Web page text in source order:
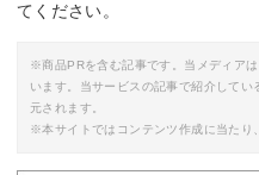
てください。
※商品PRを含む記事です。当メディア
います。当サービスの記事で紹介して
元されます。
※本サイトではコンテンツ作成に当たり